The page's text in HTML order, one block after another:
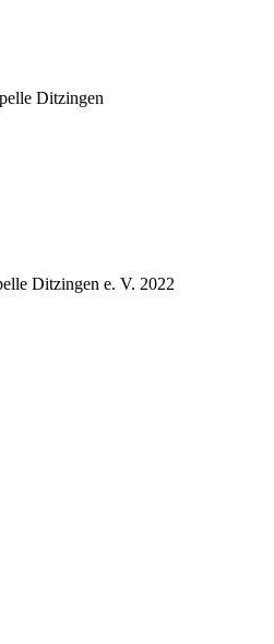
Ditzingen
Ditzingen e. V. 2022